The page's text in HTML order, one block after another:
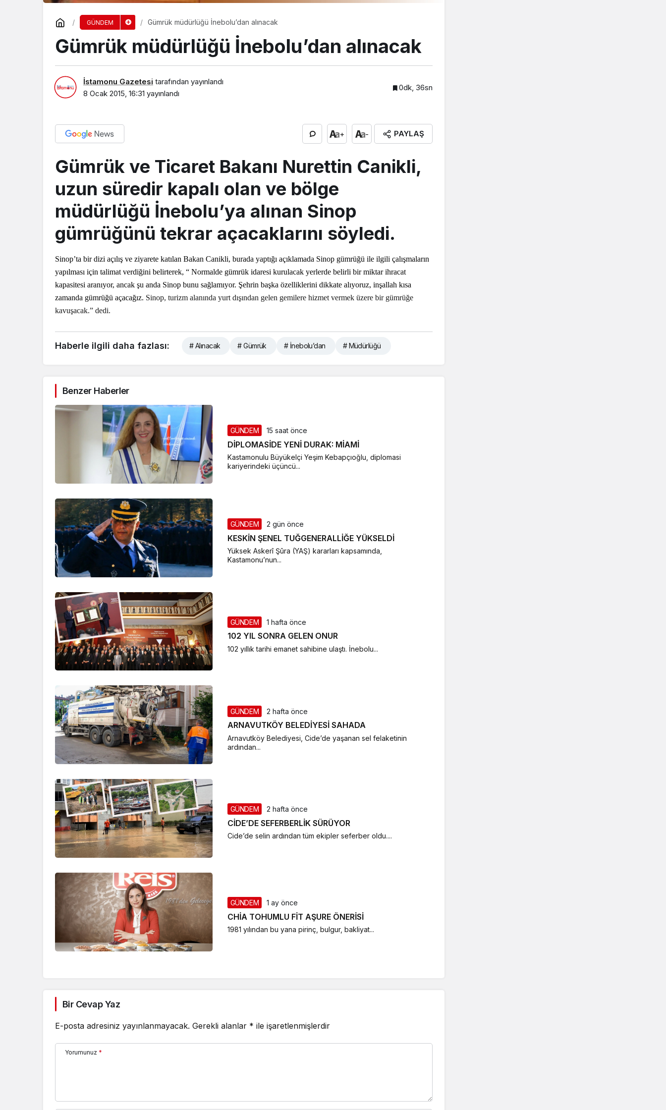
GÜNDEM Gümrük müdürlüğü İnebolu’dan alınacak
Gümrük müdürlüğü İnebolu’dan alınacak
İstamonu Gazetesi tarafından yayınlandı
8 Ocak 2015, 16:31 yayınlandı
0dk, 36sn
+ - PAYLAŞ
Gümrük ve Ticaret Bakanı Nurettin Canikli,
uzun süredir kapalı olan ve bölge
müdürlüğü İnebolu’ya alınan Sinop
gümrüğünü tekrar açacaklarını söyledi.
Sinop’ta bir dizi açılış ve ziyarete katılan Bakan Canikli, burada yaptığı açıklamada Sinop gümrüğü ile ilgili çalışmaların
yapılması için talimat verdiğini belirterek, “ Normalde gümrük idaresi kurulacak yerlerde belirli bir miktar ihracat
kapasitesi aranıyor, ancak şu anda Sinop bunu sağlamıyor. Şehrin başka özelliklerini dikkate alıyoruz, inşallah kısa
zamanda gümrüğü açacağız. Sinop, turizm alanında yurt dışından gelen gemilere hizmet vermek üzere bir gümrüğe
kavuşacak.” dedi.
Haberle ilgili daha fazlası: # Alınacak # Gümrük # İnebolu’dan # Müdürlüğü
Benzer Haberler
GÜNDEM 15 saat önce
DİPLOMASİDE YENİ DURAK: MİAMİ
Kastamonulu Büyükelçi Yeşim Kebapçıoğlu, diplomasi
kariyerindeki üçüncü...
GÜNDEM 2 gün önce
KESKİN ŞENEL TUĞGENERALLİĞE YÜKSELDİ
Yüksek Askerî Şûra (YAŞ) kararları kapsamında,
Kastamonu’nun...
GÜNDEM 1 hafta önce
102 YIL SONRA GELEN ONUR
102 yıllık tarihi emanet sahibine ulaştı. İnebolu...
GÜNDEM 2 hafta önce
ARNAVUTKÖY BELEDİYESİ SAHADA
Arnavutköy Belediyesi, Cide’de yaşanan sel felaketinin
ardından...
GÜNDEM 2 hafta önce
CİDE’DE SEFERBERLİK SÜRÜYOR
Cide’de selin ardından tüm ekipler seferber oldu....
GÜNDEM 1 ay önce
CHİA TOHUMLU FİT AŞURE ÖNERİSİ
1981 yılından bu yana pirinç, bulgur, bakliyat...
Bir Cevap Yaz
E-posta adresiniz yayınlanmayacak. Gerekli alanlar * ile işaretlenmişlerdir
Yorumunuz *